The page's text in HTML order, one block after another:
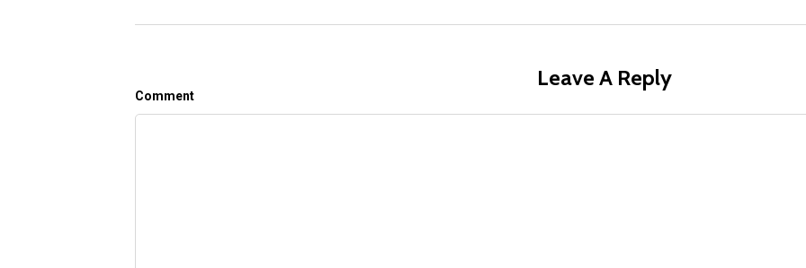
Leave A Reply
Comment